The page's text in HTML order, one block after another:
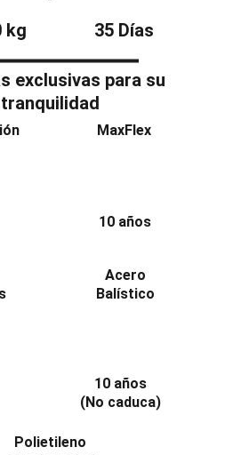
exclusivas para su
tranquilidad
MaxFlex
Acero
Balístico
Polietileno
10 años
(No caduca)
10 años
kg 35 Días